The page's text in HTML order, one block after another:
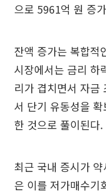
으로 5961억 원 증
잔액 증가는 복합적
시장에서는 금리 하
리가 겹치면서 자금
서 단기 유동성을
한 것으로 풀이된다.
최근 국내 증시가
은 이를 저가매수기